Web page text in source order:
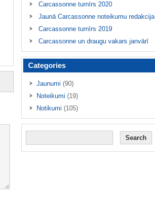
Carcassonne turnīrs 2020
Jaunā Carcassonne noteikumu redakcija
Carcassonne turnīrs 2019
Carcassonne un draugu vakars janvārī
Categories
Jaunumi (90)
Noteikumi (19)
Notikumi (105)